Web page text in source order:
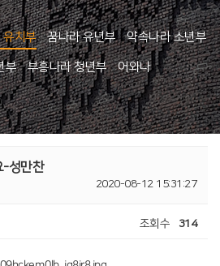
치부 꿈나라 유년부 약속나라 소년부
부 부흥나라 청년부 어와나
-성만찬
2020-08-12 15:31:27
조회수 314